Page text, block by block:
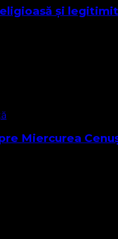
și
Miercurea